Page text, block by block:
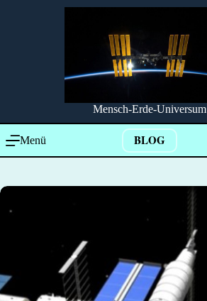
Mensch-Erde-Universum
Menü BLOG